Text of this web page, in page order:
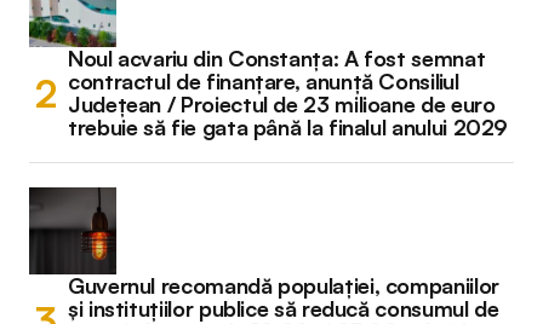
Noul acvariu din Constanța: A fost semnat
contractul de finanțare, anunță Consiliul
Județean / Proiectul de 23 milioane de euro
trebuie să fie gata până la finalul anului 2029
Guvernul recomandă populației, companiilor
și instituțiilor publice să reducă consumul de